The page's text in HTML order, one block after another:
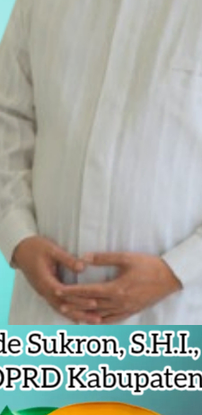
Bobihoe Dorong Inovasi
Tata Kelola Minyak ke
Undangan HUT RI dari